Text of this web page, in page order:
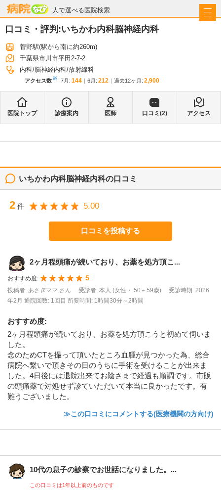
人で選べる医院検索
病院なび
口コミ・評判:いちかわ内科脳神経内科
菅野駅(駅から南に約260m)
千葉県市川市平田2-7-2
内科 脳神経内科 放射線科
アクセス数※ 7月 : 144 6月 : 212 過去12ヶ月: 2,900
医院トップ 診療案内 医師 口コミ(2) アクセス
いちかわ内科脳神経内科の口コミ
2 件 5.00
口コミを投稿する
2ヶ月程頭痛が続いており、お薬を処方頂こ...
おすすめ度: 5
投稿者: あさぎママ さん 受診者: 本人 (女性・ 50～59歳)
受診時期: 2026
年2月 通院回数: 1回目 所要時間: 1時間30分～2時間
おすすめ度:
2ヶ月程頭痛が続いており、お薬を処方頂こうと初めて伺いま
した。
念のためCTを撮って頂いたところ血腫が見つかった為、総合
病院へ繋いで頂きその日のうちに手術を受けることが出来ま
した。4日後には退院出来てお陰さまで経過も順調です。市販
の頭痛薬で対処せず診ていただいて本当に良かったです。有
難うございました。
≫この口コミにコメントする(医療機関の方向け)
10代の息子の診察でお世話になりました。...
この口コミは1年以上前のものです